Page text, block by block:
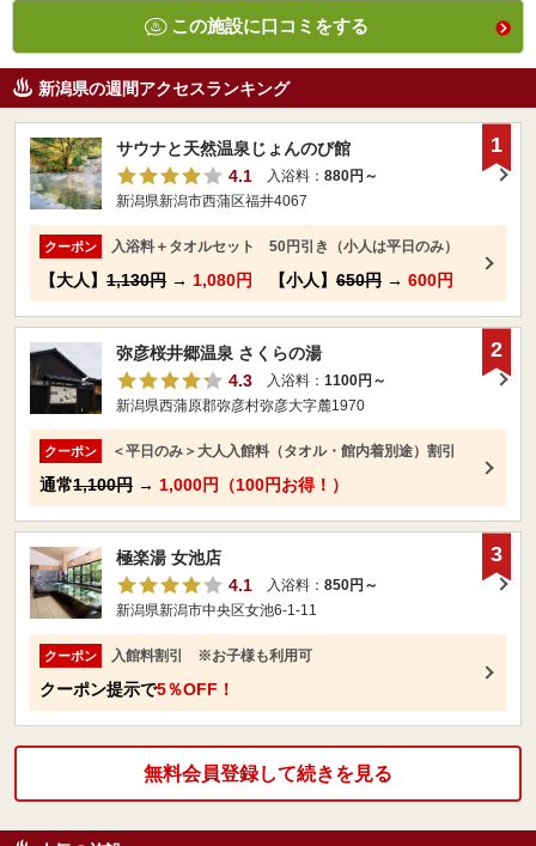
この施設に口コミをする
新潟県の週間アクセスランキング
サウナと天然温泉じょんのび館
4.1
入浴料： 880円～
新潟県新潟市西蒲区福井4067
クーポン 入浴料＋タオルセット 50円引き（小人は平日のみ）
【大人】 1,130円 → 1,080円 【小人】 650円 → 600円
1
弥彦桜井郷温泉 さくらの湯
4.3
入浴料： 1100円～
新潟県西蒲原郡弥彦村弥彦大字麓1970
クーポン ＜平日のみ＞大人入館料（タオル・館内着別途）割引
通常1,100円 → 1,000円（100円お得！）
2
極楽湯 女池店
4.1
入浴料： 850円～
新潟県新潟市中央区女池6-1-11
クーポン 入館料割引 ※お子様も利用可
クーポン提示で5％OFF！
3
無料会員登録して続きを見る